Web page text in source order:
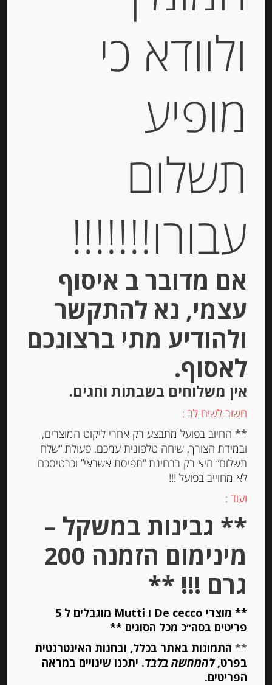
STERILGARDA
₪18.00
הוספה לסל
Out of
שומן
יחידות
הוספה לסל
Out of
Stock
ולוודא כי
מופיע
תשלום
עבורו!!!!!!!
אם מדובר ב איסוף
עצמי, נא להתקשר
ולהודיע מתי ברצונכם
לאסוף.
אין משלוחים בשבתות וחגים.
חשוב לשים לב :
** החיוב בפועל מתבצע רק אחרי ליקוט המוצרים,
ובמידת הצורך, שיחה טלפונית עמכם. פעולת “שלח
תשלום” היא רק בבחינת “תפיסת אשראי” וכרטיסכם
לא מחוייב בפועל !!!
ועוד :
** גבינות במשקל –
מינימום הזמנה 200
גרם !!! **
** מוצרי De cecco ו Mutti מוגבלים ל 5
פריטים בסה״כ מכל הסוגים **
** התמונות באתר בכלל, ובחנות האינטרנטית
בפרט,להמחשה בלבד. יתכנו שינויים במראה
הפריטים.